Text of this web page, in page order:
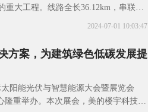
大工程。线路全长36.12km，串联了
2024-07-01 10:03:47
方案，为建筑绿色低碳发展提
阳能光伏与智慧能源大会暨展览会
隆重举办。本次展会，美的楼宇科技联